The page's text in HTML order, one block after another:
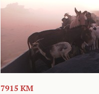
7915 KM